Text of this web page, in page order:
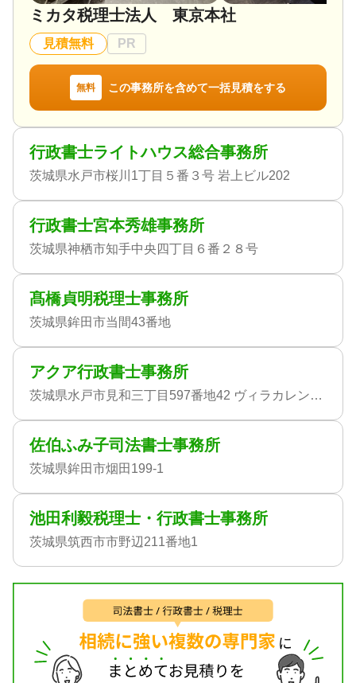
ミカタ税理士法人 東京本社
見積無料 PR
無料 この事務所を含めて一括見積をする
行政書士ライトハウス総合事務所
茨城県水戸市桜川1丁目５番３号 岩上ビル202
行政書士宮本秀雄事務所
茨城県神栖市知手中央四丁目６番２８号
髙橋貞明税理士事務所
茨城県鉾田市当間43番地
アクア行政書士事務所
茨城県水戸市見和三丁目597番地42 ヴィラカレント104号室
佐伯ふみ子司法書士事務所
茨城県鉾田市烟田199-1
池田利毅税理士・行政書士事務所
茨城県筑西市市野辺211番地1